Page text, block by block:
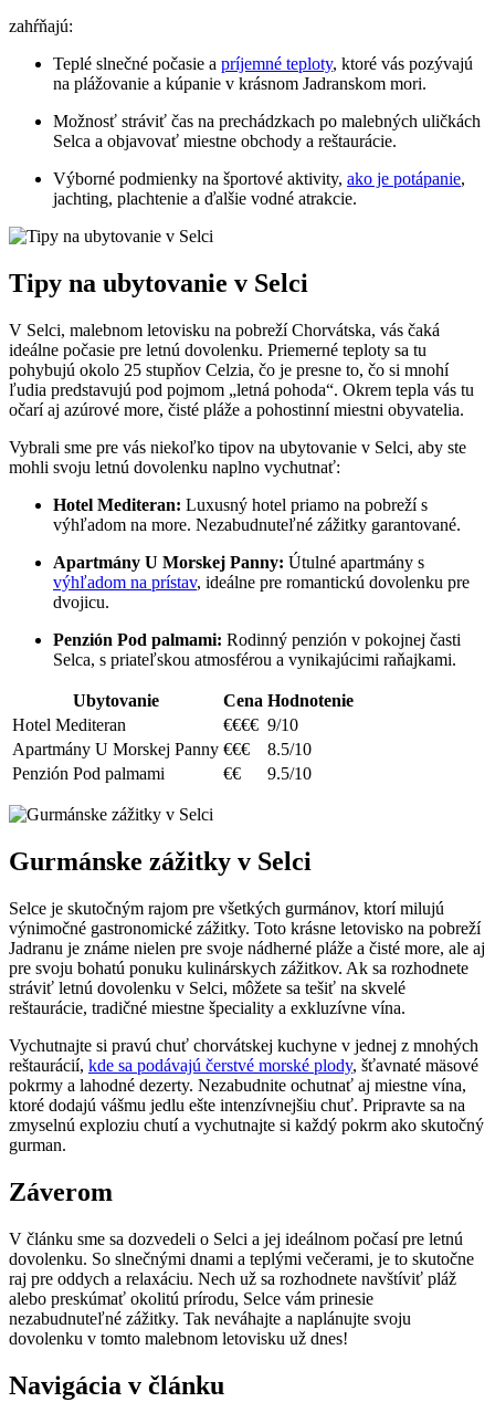
zahŕňajú:
Teplé‌ slnečné počasie a príjemné teploty, ktoré vás pozývajú
na ⁤plážovanie a kúpanie v krásnom Jadranskom mori.
Možnosť stráviť čas na prechádzkach po malebných uličkách
Selca a objavovať miestne obchody a reštaurácie.
Výborné podmienky na športové aktivity, ako je potápanie,
jachting, plachtenie a‌ ďalšie⁣ vodné atrakcie.
Tipy na ubytovanie v Selci
V Selci, malebnom letovisku na pobreží Chorvátska,⁢ vás čaká
ideálne počasie pre letnú dovolenku. Priemerné teploty sa tu
pohybujú okolo 25 stupňov Celzia, čo je presne to, ⁤čo si mnohí
ľudia predstavujú pod pojmom „letná pohoda“. Okrem tepla vás tu
očarí aj azúrové more, čisté pláže a pohostinní miestni obyvatelia.
Vybrali sme pre vás niekoľko tipov na ubytovanie v Selci, aby ste
mohli svoju letnú ​dovolenku naplno vychutnať:
Hotel Mediteran: Luxusný hotel priamo​ na pobreží ⁤s
výhľadom na more. Nezabudnuteľné zážitky garantované.
Apartmány U Morskej Panny: Útulné apartmány s
výhľadom na prístav, ‌ideálne pre romantickú dovolenku pre
dvojicu.
Penzión Pod palmami: Rodinný⁣ penzión v ​pokojnej časti
Selca, s priateľskou atmosférou a vynikajúcimi raňajkami.
Ubytovanie Cena Hodnotenie
Hotel Mediteran
€€€€ 9/10
Apartmány ⁤U Morskej Panny €€€
8.5/10
Penzión Pod ‌palmami
€€ 9.5/10
Gurmánske zážitky v Selci
Selce ⁣je skutočným rajom pre všetkých gurmánov, ktorí milujú
výnimočné gastronomické​ zážitky. Toto krásne letovisko na pobreží
Jadranu je známe nielen pre svoje nádherné pláže a čisté more, ale aj
pre svoju bohatú ponuku kulinárskych zážitkov. Ak sa rozhodnete
stráviť letnú dovolenku ‌v Selci, môžete sa tešiť na skvelé
reštaurácie,⁤ tradičné miestne špeciality a exkluzívne vína.
Vychutnajte si pravú chuť chorvátskej kuchyne v⁣ jednej z mnohých
reštaurácií, kde sa podávajú čerstvé morské plody, šťavnaté mäsové
pokrmy a lahodné dezerty. Nezabudnite ochutnať aj miestne vína,
ktoré dodajú vášmu jedlu ešte intenzívnejšiu chuť. Pripravte sa na
zmyselnú exploziu chutí a vychutnajte si⁤ každý pokrm ako skutočný
gurman.
Záverom
V článku sme sa dozvedeli o Selci a jej ideálnom počasí ‌pre letnú
dovolenku. So slnečnými dnami a teplými večerami, je to skutočne⁣
raj pre‍ oddych a relaxáciu. Nech ⁤už sa rozhodnete navštíviť pláž
alebo preskúmať okolitú prírodu, Selce vám prinesie
nezabudnuteľné zážitky.⁤ Tak neváhajte a naplánujte svoju
dovolenku v tomto ⁢malebnom letovisku už dnes!
Navigácia v článku